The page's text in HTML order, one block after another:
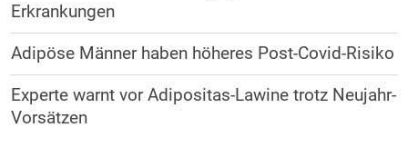
Erkrankungen
Adipöse Männer haben höheres Post-Covid-Risiko
Experte warnt vor Adipositas-Lawine trotz Neujahr-
Vorsätzen